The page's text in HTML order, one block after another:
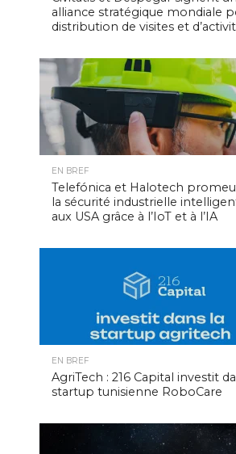
alliance stratégique mondiale
distribution de visites et
EN BREF
Telefónica et Halotech
la sécurité industrielle
aux USA grâce à l’IoT et à l’IA
EN BREF
AgriTech : 216 Capital investit
startup tunisienne RoboCare